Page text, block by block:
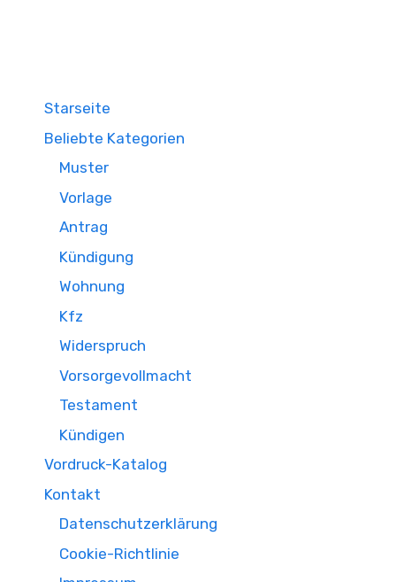
Starseite
Beliebte Kategorien
Muster
Vorlage
Antrag
Kündigung
Wohnung
Kfz
Widerspruch
Vorsorgevollmacht
Testament
Kündigen
Vordruck-Katalog
Kontakt
Datenschutzerklärung
Cookie-Richtlinie